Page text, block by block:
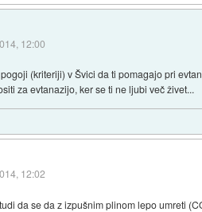
12:00
(kriteriji) v Švici da ti pomagajo pri
za evtanazijo, ker se ti ne ljubi več živet...
12:02
da se da z izpušnim plinom lepo umreti